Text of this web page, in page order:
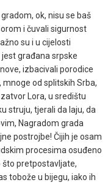
ok, nisu se baš
i čuvali sigurnost
su i u cijelosti
građana srpske
izbacivali porodice
od splitskih Srba,
Lora, u središtu
struju, tjerali da laju, da
Nagradom grada
postrojbe! Čijih je osam
procesima osuđeno
što pretpostavljate,
tobože u bijegu, iako ih